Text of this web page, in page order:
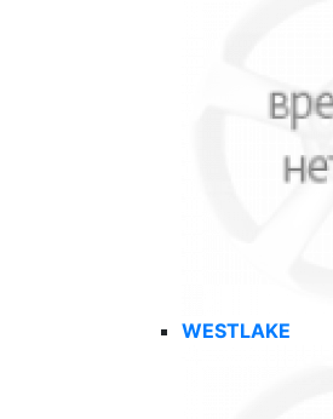
WESTLAKE